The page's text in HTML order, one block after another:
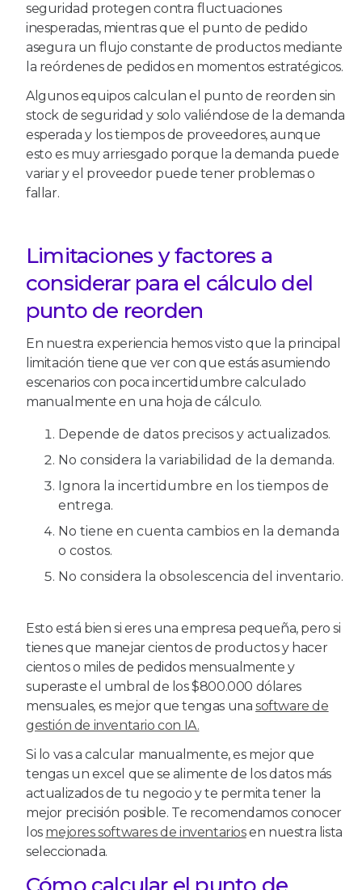
seguridad protegen contra fluctuaciones
inesperadas, mientras que el punto de pedido
asegura un flujo constante de productos mediante
la reórdenes de pedidos en momentos estratégicos.
Algunos equipos calculan el punto de reorden sin
stock de seguridad y solo valiéndose de la demanda
esperada y los tiempos de proveedores, aunque
esto es muy arriesgado porque la demanda puede
variar y el proveedor puede tener problemas o
fallar.
Limitaciones y factores a
considerar para el cálculo del
punto de reorden
En nuestra experiencia hemos visto que la principal
limitación tiene que ver con que estás asumiendo
escenarios con poca incertidumbre calculado
manualmente en una hoja de cálculo.
Depende de datos precisos y actualizados.
No considera la variabilidad de la demanda.
Ignora la incertidumbre en los tiempos de
entrega.
No tiene en cuenta cambios en la demanda
o costos.
No considera la obsolescencia del inventario.
Esto está bien si eres una empresa pequeña, pero si
tienes que manejar cientos de productos y hacer
cientos o miles de pedidos mensualmente y
superaste el umbral de los $800.000 dólares
mensuales, es mejor que tengas unasoftware de
gestión de inventario con IA.
Si lo vas a calcular manualmente, es mejor que
tengas un excel que se alimente de los datos más
actualizados de tu negocio y te permita tener la
mejor precisión posible. Te recomendamos conocer
los mejores softwares de inventariosen nuestra lista
seleccionada.